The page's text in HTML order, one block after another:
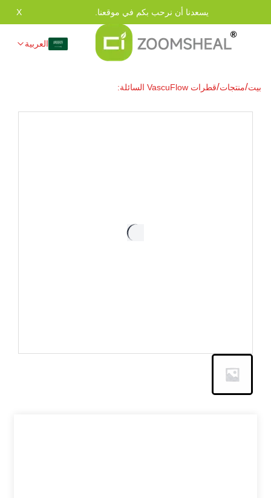
يسعدنا أن نرحب بكم في موقعنا. X
العربية
بيت/منتجات/
قطرات VascuFlow السائلة: